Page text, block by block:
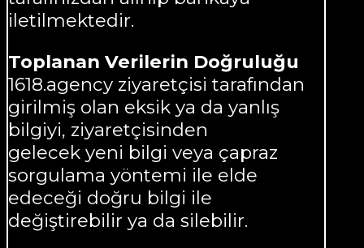
iletilmektedir.
Toplanan Verilerin Doğruluğu
1618.agency ziyaretçisi tarafından
girilmiş olan eksik ya da yanlış
bilgiyi, ziyaretçisinden
gelecek yeni bilgi veya çapraz
sorgulama yöntemi ile elde
edeceği doğru bilgi ile
değiştirebilir ya da silebilir.